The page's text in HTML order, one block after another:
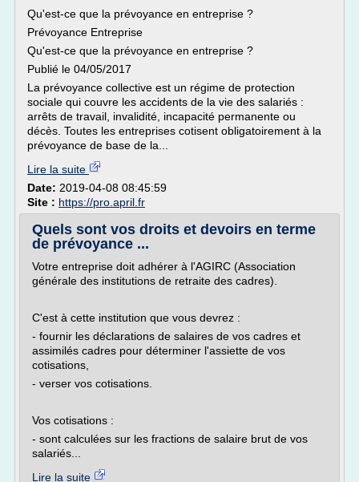
Qu'est-ce que la prévoyance en entreprise ?
Prévoyance Entreprise
Qu'est-ce que la prévoyance en entreprise ?
Publié le 04/05/2017
La prévoyance collective est un régime de protection
sociale qui couvre les accidents de la vie des salariés :
arrêts de travail, invalidité, incapacité permanente ou
décès. Toutes les entreprises cotisent obligatoirement à la
prévoyance de base de la...
Lire la suite
Date: 2019-04-08 08:45:59
Site : https://pro.april.fr
Quels sont vos droits et devoirs en terme
de prévoyance ...
Votre entreprise doit adhérer à l'AGIRC (Association
générale des institutions de retraite des cadres).
C'est à cette institution que vous devrez :
- fournir les déclarations de salaires de vos cadres et
assimilés cadres pour déterminer l'assiette de vos
cotisations,
- verser vos cotisations.
Vos cotisations :
- sont calculées sur les fractions de salaire brut de vos
salariés...
Lire la suite